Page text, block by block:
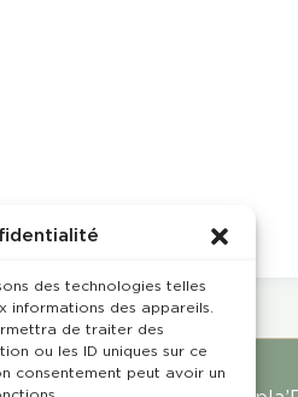
des technologies telles
des appareils.
de traiter des
ou les ID uniques sur ce
consentement peut avoir un